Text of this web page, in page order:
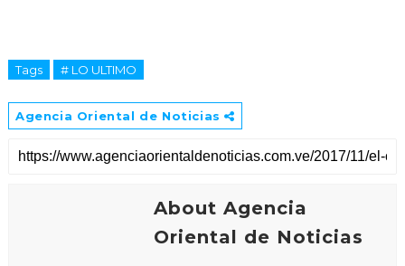
Tags # LO ULTIMO
Agencia Oriental de Noticias
About Agencia
Oriental de Noticias